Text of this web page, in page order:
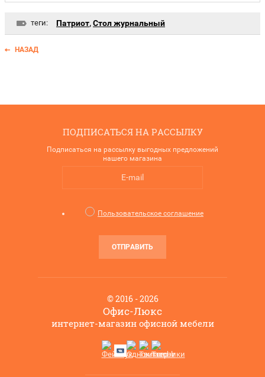
теги: Патриот,Стол журнальный
НАЗАД
ПОДПИСАТЬСЯ НА РАССЫЛКУ
Подписаться на рассылку выгодных предложений
нашего магазина
Пользовательское соглашение
ОТПРАВИТЬ
© 2016 - 2026
Офис-Люкс
интернет-магазин офисной мебели